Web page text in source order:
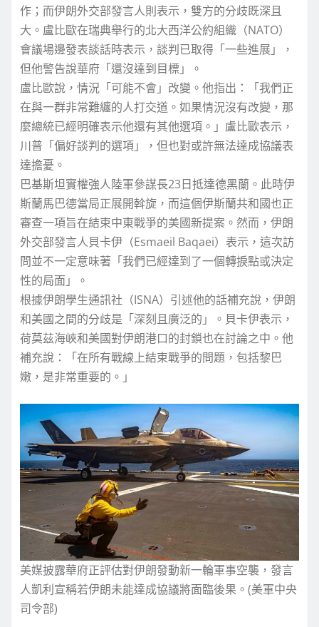
作；而伊朗外交部發言人則表示，雙方的分歧既深且
大。盧比歐在瑞典舉行的北大西洋公約組織（NATO）
會議場邊發表談話時表示，談判已取得「一些進展」，
但他警告說華府「還沒達到目標」。
盧比歐說，情況「可能不會」改變。他指出：「我們正
在與一群非常難纏的人打交道。如果情況沒有改變，那
麼總統已經明確表示他還有其他選項。」盧比歐表示，
川普「偏好談判的選項」，但也對或許無法達成協議表
達擔憂。
巴基斯坦實權強人陸軍參謀長23日抵達德黑蘭。此時伊
斯蘭馬巴德當局正展開斡旋，而這個伊斯蘭共和國也正
審查一項旨在結束中東戰爭的美國新提案。然而，伊朗
外交部發言人貝卡伊（Esmaeil Baqaei）表示，這次訪
問並不一定意味著「我們已經達到了一個轉捩點或決定
性的局面」。
根據伊朗學生通訊社（ISNA）引述他的話補充說，伊朗
和美國之間的分歧是「深刻且廣泛的」。貝卡伊表示，
荷莫茲海峽和美國對伊朗港口的封鎖也在討論之中。他
補充說：「在所有戰線上結束戰爭的問題，包括黎巴
嫩，是非常重要的。」
美媒披露華府正評估對伊朗發動新一輪軍事空襲，發言
人凱利宣稱若伊朗未能達成協議將面臨後果。(美軍中央
司令部)